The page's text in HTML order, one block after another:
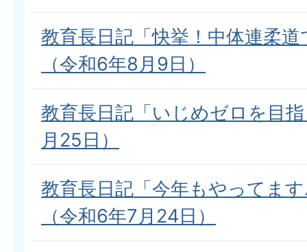
教育長日記「快挙！中体連柔
（令和6年8月9日）
教育長日記「いじめゼロを目
月25日）
教育長日記「今年もやってま
（令和6年7月24日）